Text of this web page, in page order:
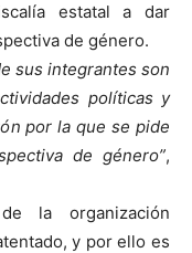
estatal a dar
de género.
sus integrantes son
políticas y
por la que se pide
de género”,
la organización
y por ello es